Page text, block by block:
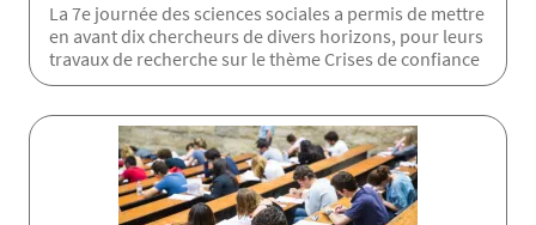
La 7e journée des sciences sociales a permis de mettre
en avant dix chercheurs de divers horizons, pour leurs
travaux de recherche sur le thème Crises de confiance